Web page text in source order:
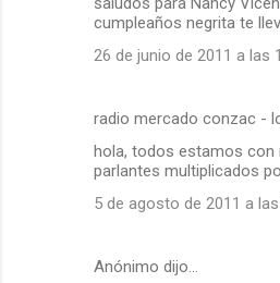
cumpleaños negrita te
26 de junio de 2011 a las
radio mercado conzac -
hola, todos estamos con
parlantes multiplicados
5 de agosto de 2011 a las
Anónimo dijo…